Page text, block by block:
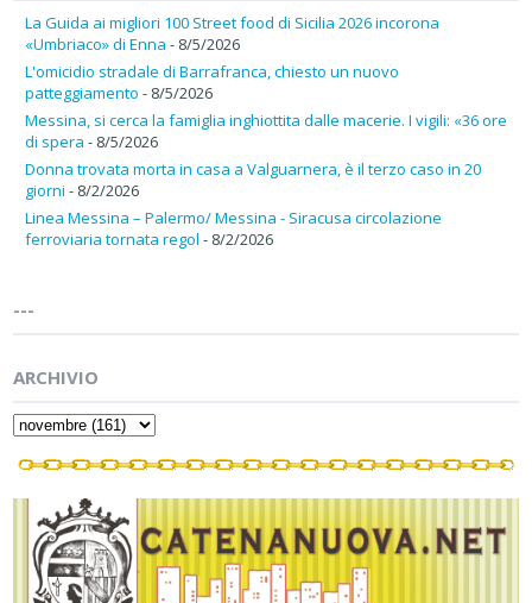
La Guida ai migliori 100 Street food di Sicilia 2026 incorona
«Umbriaco» di Enna - 8/5/2026
L'omicidio stradale di Barrafranca, chiesto un nuovo
patteggiamento - 8/5/2026
Messina, si cerca la famiglia inghiottita dalle macerie. I vigili: «36 ore
di spera - 8/5/2026
Donna trovata morta in casa a Valguarnera, è il terzo caso in 20
giorni - 8/2/2026
Linea Messina – Palermo/ Messina - Siracusa circolazione
ferroviaria tornata regol - 8/2/2026
---
ARCHIVIO